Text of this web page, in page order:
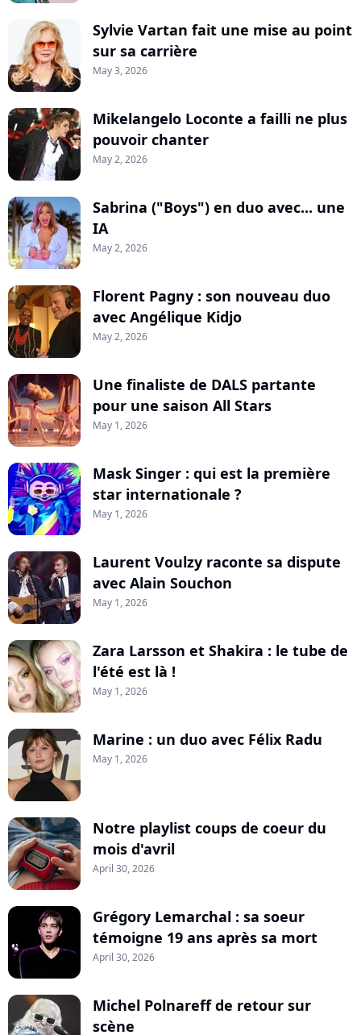
Sylvie Vartan fait une mise au point
sur sa carrière
May 3, 2026
Mikelangelo Loconte a failli ne plus
pouvoir chanter
May 2, 2026
Sabrina ("Boys") en duo avec... une
IA
May 2, 2026
Florent Pagny : son nouveau duo
avec Angélique Kidjo
May 2, 2026
Une finaliste de DALS partante
pour une saison All Stars
May 1, 2026
Mask Singer : qui est la première
star internationale ?
May 1, 2026
Laurent Voulzy raconte sa dispute
avec Alain Souchon
May 1, 2026
Zara Larsson et Shakira : le tube de
l'été est là !
May 1, 2026
Marine : un duo avec Félix Radu
May 1, 2026
Notre playlist coups de coeur du
mois d'avril
April 30, 2026
Grégory Lemarchal : sa soeur
témoigne 19 ans après sa mort
April 30, 2026
Michel Polnareff de retour sur
scène